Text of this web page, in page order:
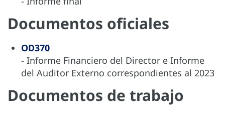
Documentos oficiales
OD370
- Informe Financiero del Director e Informe
del Auditor Externo correspondientes al 2023
Documentos de trabajo